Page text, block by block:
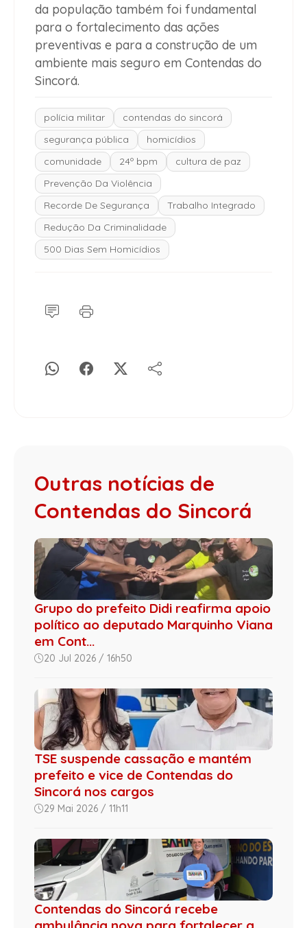
da população também foi fundamental
para o fortalecimento das ações
preventivas e para a construção de um
ambiente mais seguro em Contendas do
Sincorá.
polícia militar
contendas do sincorá
segurança pública
homicídios
comunidade
24º bpm
cultura de paz
Prevenção Da Violência
Recorde De Segurança
Trabalho Integrado
Redução Da Criminalidade
500 Dias Sem Homicídios
Outras notícias de
Contendas do Sincorá
Grupo do prefeito Didi reafirma apoio
político ao deputado Marquinho Viana
em Cont...
20 Jul 2026 / 16h50
TSE suspende cassação e mantém
prefeito e vice de Contendas do
Sincorá nos cargos
29 Mai 2026 / 11h11
Contendas do Sincorá recebe